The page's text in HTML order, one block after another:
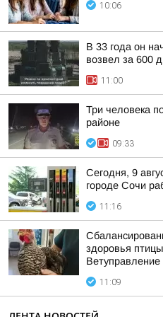
10:06
В 33 года он
возвел за 600
11:00
Три человека
районе
09:33
Сегодня, 9
городе Сочи
11:16
здоровья
Ветуправление
11:09